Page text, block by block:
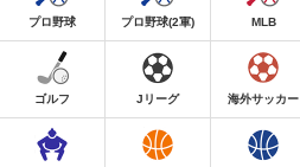
プロ野球 プロ野球(2軍) MLB
ゴルフ Jリーグ 海外サッカー